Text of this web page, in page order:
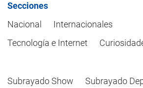
Secciones
Nacional
Internacionales
Tecnología e Internet
Subrayado Show Subrayado